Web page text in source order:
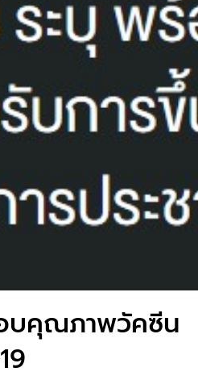
บคุณภาพวัคซีน